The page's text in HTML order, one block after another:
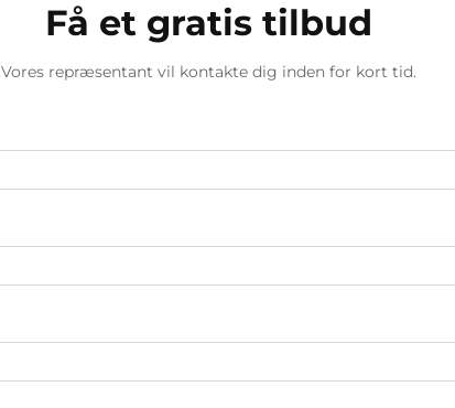
Få et gratis tilbud
Vores repræsentant vil kontakte dig inden for kort tid.